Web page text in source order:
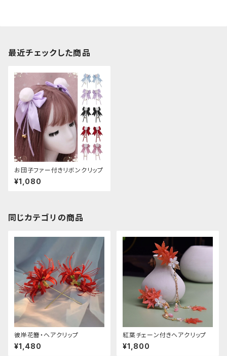
最近チェックした商品
お団子ファー付きリボンクリップ
¥1,080
同じカテゴリの商品
彼岸花簪・ヘアクリップ
¥1,480
紅葉チェーン付きヘアクリップ
¥1,800